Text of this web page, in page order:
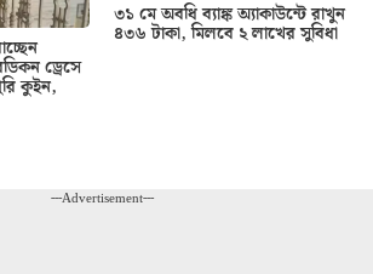
ড্রেসে
কুইন,
৩১ মে অবধি ব্যাঙ্ক অ্যাকাউন্টে রাখুন
৪৩৬ টাকা, মিলবে ২ লাখের সুবিধা
---Advertisement---